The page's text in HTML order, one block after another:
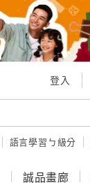
登入
語言學習ㄅ級分
誠品畫廊